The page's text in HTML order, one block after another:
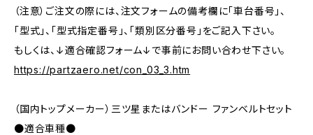
（注意）ご注文の際には、注文フォームの備考欄に「車台番号」、
「型式」、「型式指定番号」、「類別区分番号」をご記入下さい。
もしくは、↓適合確認フォーム↓で事前にお問い合わせ下さい。
https://partzaero.net/con_03_3.htm
（国内トップメーカー）三ツ星またはバンドー ファンベルトセット
●適合車種●